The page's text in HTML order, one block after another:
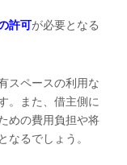
許可が必要となる
スペースの利用な
。また、借主側に
めの費用負担や将
なるでしょう。